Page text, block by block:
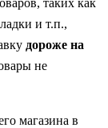
и т.п.,
дороже на
не
магазина в